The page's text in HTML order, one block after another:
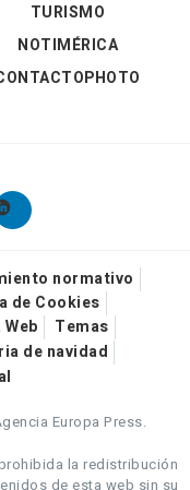
TURISMO
NOTIMÉRICA
normativo
de Cookies
Web
Temas
de navidad
Europa Press.
la redistribución
de esta web sin su